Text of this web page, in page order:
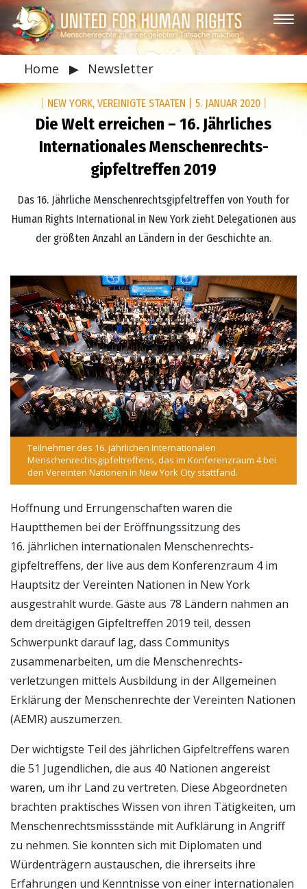
Home ▶ Newsletter
| NEW YORK, VEREINIGTE STAATEN 5. JANUAR 2020
Die Welt erreichen – 16. Jährliches
Internationales Menschenrechts­
gipfeltreffen 2019
Das 16. Jährliche Menschenrechts­gipfeltreffen von Youth for
Human Rights International in New York zieht Delegationen aus
der größten Anzahl an Ländern in der Geschichte an.
Teilnehmer des 16. jährlichen Internationalen
Menschenrechts­gipfeltreffens, das im Konferenzraum 4 bei
den Vereinten Nationen in New York City stattfand.
Hoffnung und Errungenschaften waren die
Hauptthemen bei der Eröffnungssitzung des
16. jährlichen internationalen Menschenrechts­
gipfeltreffens, der live aus dem Konferenzraum 4 im
Hauptsitz der Vereinten Nationen in New York
ausgestrahlt wurde. Gäste aus 78 Ländern nahmen an
dem dreitägigen Gipfeltreffen 2019 teil, dessen
Schwerpunkt darauf lag, dass Communitys
zusammenarbeiten, um die Menschenrechts­
verletzungen mittels Ausbildung in der Allgemeinen
Erklärung der Menschenrechte der Vereinten Nationen
(AEMR) auszumerzen.
Der wichtigste Teil des jährlichen Gipfeltreffens waren
die 51 Jugendlichen, die aus 40 Nationen angereist
waren, um ihr Land zu vertreten. Diese Abgeordneten
brachten praktisches Wissen von ihren Tätigkeiten, um
Menschenrechts­missstände mit Aufklärung in Angriff
zu nehmen. Sie konnten sich mit Diplomaten und
Würdenträgern austauschen, die ihrerseits ihre
Erfahrungen und Kenntnisse von einer internationalen